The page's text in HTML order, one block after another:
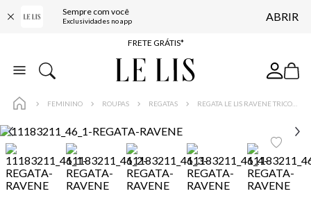
Sempre com você
Exclusividades no app ABRIR
ENTREGA EXPRESSA*
FRETE GRÁTIS*
BAIXE O APP
FEMININO ROUPAS REGATAS